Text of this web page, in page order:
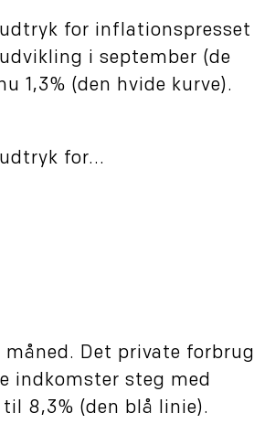
for inflationspresset
i september (de
1,3% (den hvide kurve).
for...
Det private forbrug
indkomster steg med
8,3% (den blå linie).